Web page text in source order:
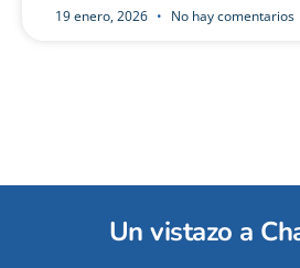
19 enero, 2026 No hay comentarios
Un vistazo a